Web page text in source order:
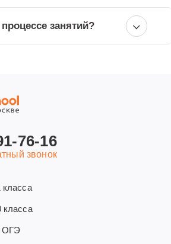
занятий?
ОГЭ
76-16
звонок